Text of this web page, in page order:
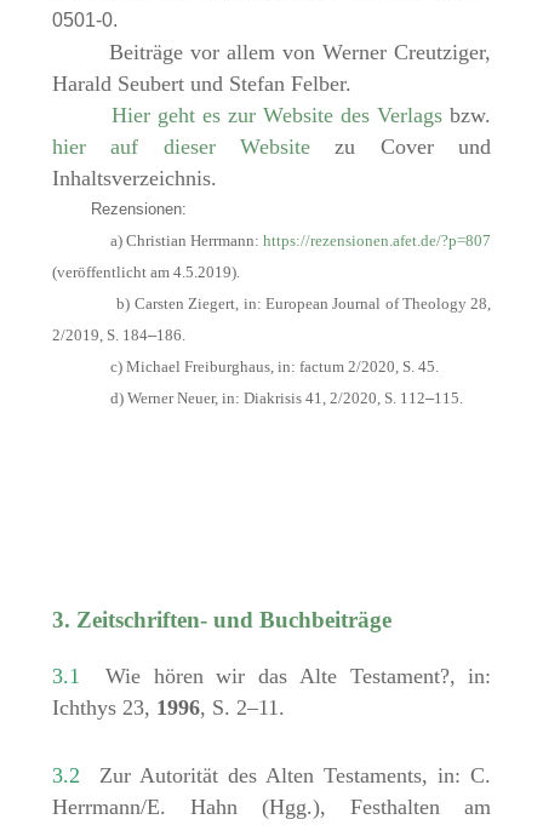
0501-0.
Beiträge vor allem von Werner Creutziger,
Harald Seubert und Stefan Felber.
Hier geht es zur Website des Verlags bzw.
hier auf dieser Website zu Cover und
Inhaltsverzeichnis.
Rezensionen:
a) Christian Herrmann:https://rezensionen.afet.de/?p=807
(veröffentlicht am 4.5.2019).
b) Carsten Ziegert, in: European Journal of Theology 28,
2/2019, S. 184–186.
c) Michael Freiburghaus, in: factum 2/2020, S. 45.
d) Werner Neuer, in: Diakrisis 41, 2/2020, S. 112–115.
3. Zeitschriften- und Buchbeiträge
3.1 Wie hören wir das Alte Testament?, in:
Ichthys 23, 1996, S. 2–11.
3.2 Zur Autorität des Alten Testaments, in: C.
Herrmann/E. Hahn (Hgg.), Festhalten am